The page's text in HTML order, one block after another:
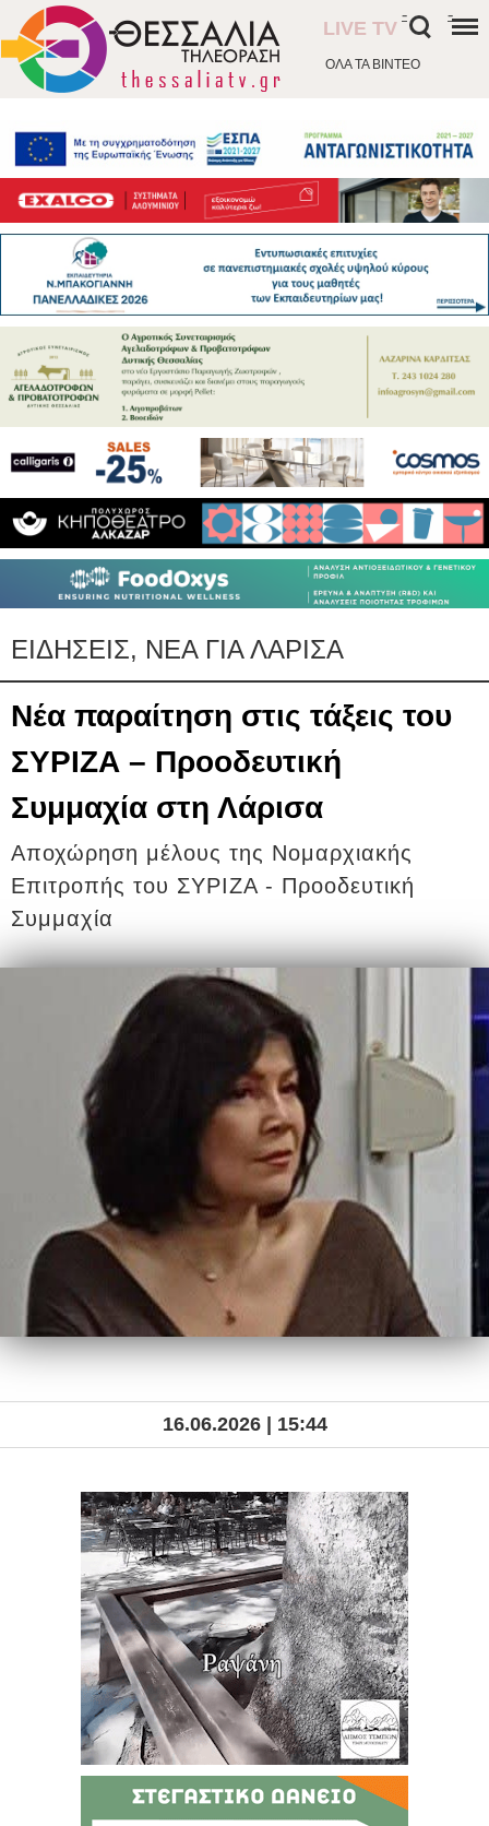
ΟΛΑ ΤΑ ΒΙΝΤΕΟ
LIVE TV
- -
ΕΙΔΗΣΕΙΣ, ΝΕΑ ΓΙΑ ΛΑΡΙΣΑ
Νέα παραίτηση στις τάξεις του
ΣΥΡΙΖΑ – Προοδευτική
Συμμαχία στη Λάρισα
Αποχώρηση μέλους της Νομαρχιακής
Επιτροπής του ΣΥΡΙΖΑ - Προοδευτική
Συμμαχία
16.06.2026 | 15:44